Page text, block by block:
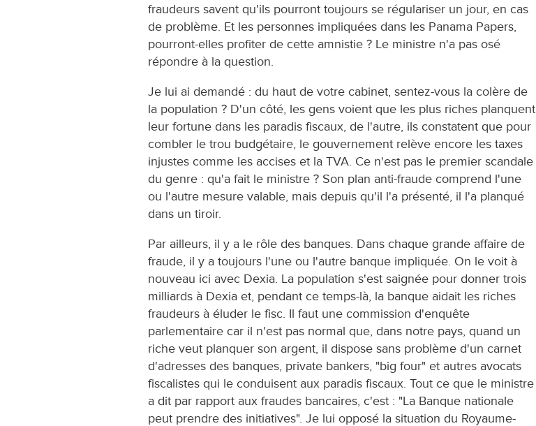
fraudeurs savent qu'ils pourront toujours se régulariser un jour, en cas
de problème. Et les personnes impliquées dans les Panama Papers,
pourront-elles profiter de cette amnistie ? Le ministre n'a pas osé
répondre à la question.
Je lui ai demandé : du haut de votre cabinet, sentez-vous la colère de
la population ? D'un côté, les gens voient que les plus riches planquent
leur fortune dans les paradis fiscaux, de l'autre, ils constatent que pour
combler le trou budgétaire, le gouvernement relève encore les taxes
injustes comme les accises et la TVA. Ce n'est pas le premier scandale
du genre : qu'a fait le ministre ? Son plan anti-fraude comprend l'une
ou l'autre mesure valable, mais depuis qu'il l'a présenté, il l'a planqué
dans un tiroir.
Par ailleurs, il y a le rôle des banques. Dans chaque grande affaire de
fraude, il y a toujours l'une ou l'autre banque impliquée. On le voit à
nouveau ici avec Dexia. La population s'est saignée pour donner trois
milliards à Dexia et, pendant ce temps-là, la banque aidait les riches
fraudeurs à éluder le fisc. Il faut une commission d'enquête
parlementaire car il n'est pas normal que, dans notre pays, quand un
riche veut planquer son argent, il dispose sans problème d'un carnet
d'adresses des banques, private bankers, "big four" et autres avocats
fiscalistes qui le conduisent aux paradis fiscaux. Tout ce que le ministre
a dit par rapport aux fraudes bancaires, c'est : "La Banque nationale
peut prendre des initiatives". Je lui opposé la situation du Royaume-